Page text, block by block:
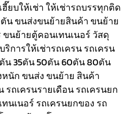
ยบให้เช่า ให้เช่ารถบรรทุกติด
ตัน ขนส่งขนย้ายสินค้า ขนย้าย
ขนย้ายตู้คอนเทนเนอร์ วัสดุ
บริการให้เช่ารถเครน รถเครน
น 35ตัน 50ตัน 60ตัน 80ตัน
นัก ขนส่ง ขนย้าย สินค้า
รถเครนรายเดือน รถเครนยก
นเนอร์ รถเครนยกของ รถ